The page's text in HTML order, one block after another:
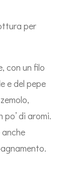
per
con un filo
e del pepe
di aromi.